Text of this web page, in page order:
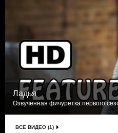
Ладья
Озвученная фичуретка первого
ВСЕ ВИДЕО (1)